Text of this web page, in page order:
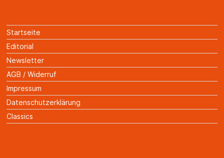
Startseite
Editorial
Newsletter
AGB / Widerruf
Impressum
Datenschutzerklärung
Classics